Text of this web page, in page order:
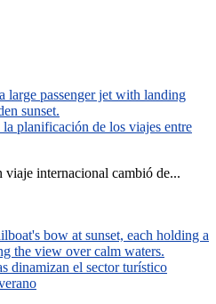
planificación de los viajes entre
internacional cambió de...
dinamizan el sector turístico